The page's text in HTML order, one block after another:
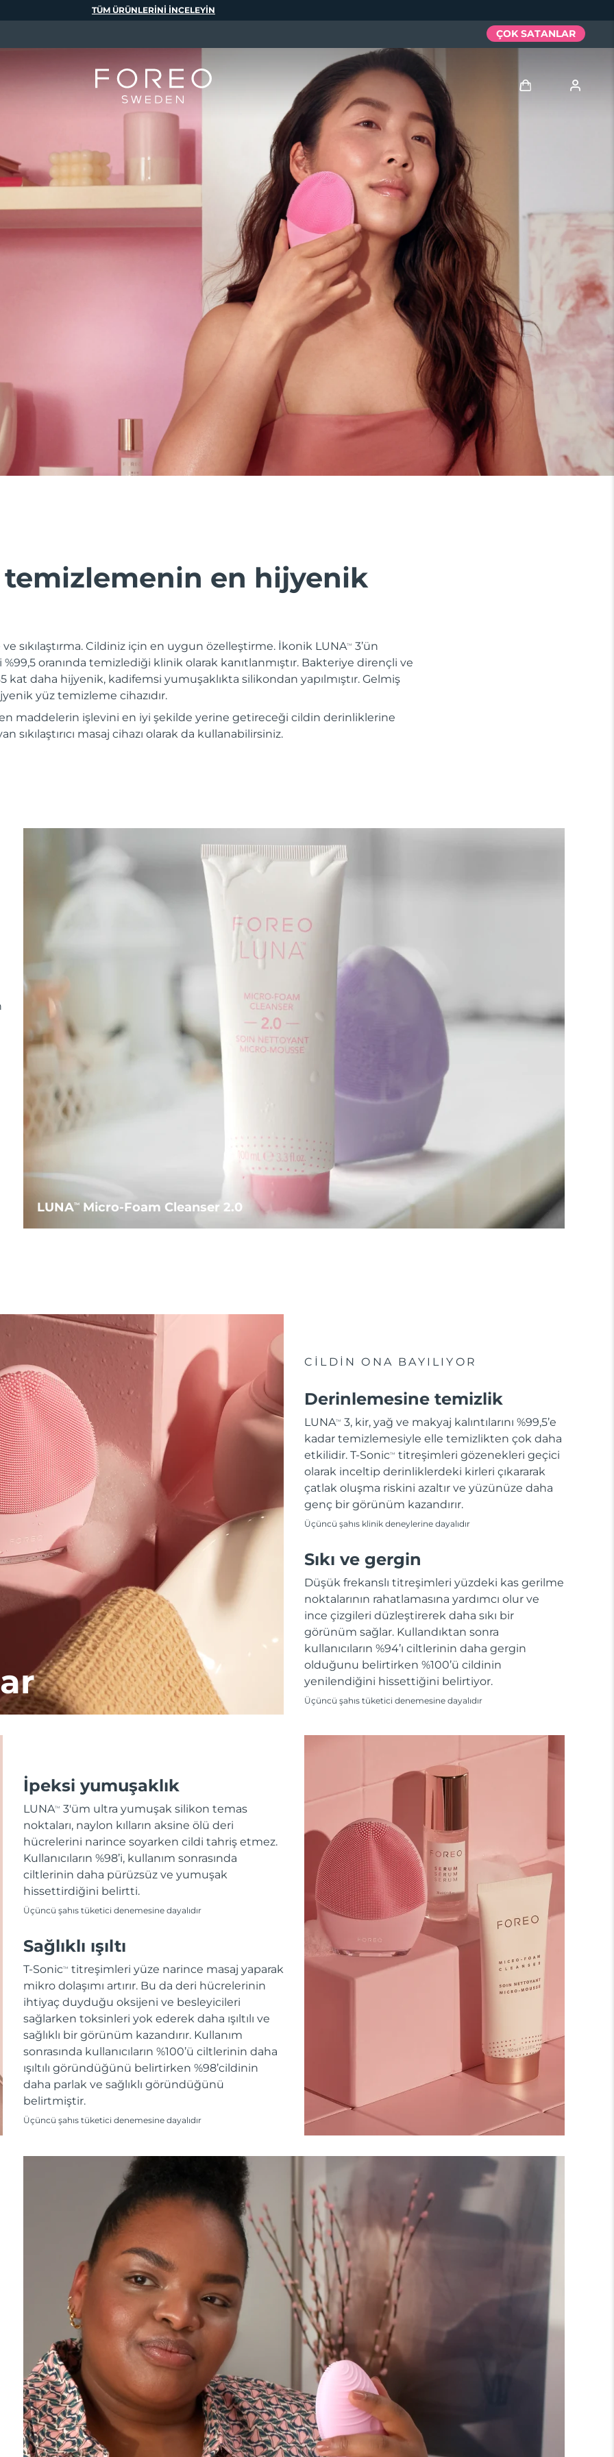
en hijyenik
ve sıkılaştırma. Cildiniz için en uygun özelleştirme. İkonik LUNATM
3’ün
oranında temizlediği klinik olarak kanıtlanmıştır. Bakteriye dirençli ve
kat daha hijyenik, kadifemsi yumuşaklıkta silikondan yapılmıştır. Gelmiş
yüz temizleme cihazıdır.
maddelerin işlevini en iyi şekilde yerine getireceği cildin derinliklerine
sıkılaştırıcı masaj cihazı olarak da kullanabilirsiniz.
LUNATMMicro-Foam Cleanser 2.0
CİLDİN ONA BAYILIYOR
Derinlemesine temizlik
LUNATM
3, kir, yağ ve makyaj kalıntılarını %99,5’e
kadar temizlemesiyle elle temizlikten çok daha
etkilidir. T-SonicTM
titreşimleri gözenekleri geçici
olarak inceltip derinliklerdeki kirleri çıkararak
çatlak oluşma riskini azaltır ve yüzünüze daha
genç bir görünüm kazandırır.
Üçüncü şahıs klinik deneylerine dayalıdır
Sıkı ve gergin
Düşük frekanslı titreşimleri yüzdeki kas gerilme
noktalarının rahatlamasına yardımcı olur ve
ince çizgileri düzleştirerek daha sıkı bir
görünüm sağlar. Kullandıktan sonra
kullanıcıların %94’ı ciltlerinin daha gergin
olduğunu belirtirken %100’ü cildinin
yenilendiğini hissettiğini belirtiyor.
Üçüncü şahıs tüketici denemesine dayalıdır
İpeksi yumuşaklık
LUNATM
3'üm ultra yumuşak silikon temas
noktaları, naylon kılların aksine ölü deri
hücrelerini narince soyarken cildi tahriş etmez.
Kullanıcıların %98’i, kullanım sonrasında
ciltlerinin daha pürüzsüz ve yumuşak
hissettirdiğini belirtti.
Üçüncü şahıs tüketici denemesine dayalıdır
Sağlıklı ışıltı
T-SonicTM
titreşimleri yüze narince masaj yaparak
mikro dolaşımı artırır. Bu da deri hücrelerinin
ihtiyaç duyduğu oksijeni ve besleyicileri
sağlarken toksinleri yok ederek daha ışıltılı ve
sağlıklı bir görünüm kazandırır. Kullanım
sonrasında kullanıcıların %100’ü ciltlerinin daha
ışıltılı göründüğünü belirtirken %98’cildinin
daha parlak ve sağlıklı göründüğünü
belirtmiştir.
Üçüncü şahıs tüketici denemesine dayalıdır
TÜM ÜRÜNLERINI INCELEYIN
ÇOK SATANLAR
Siparişlerim
Adresim
Aboneliklerim